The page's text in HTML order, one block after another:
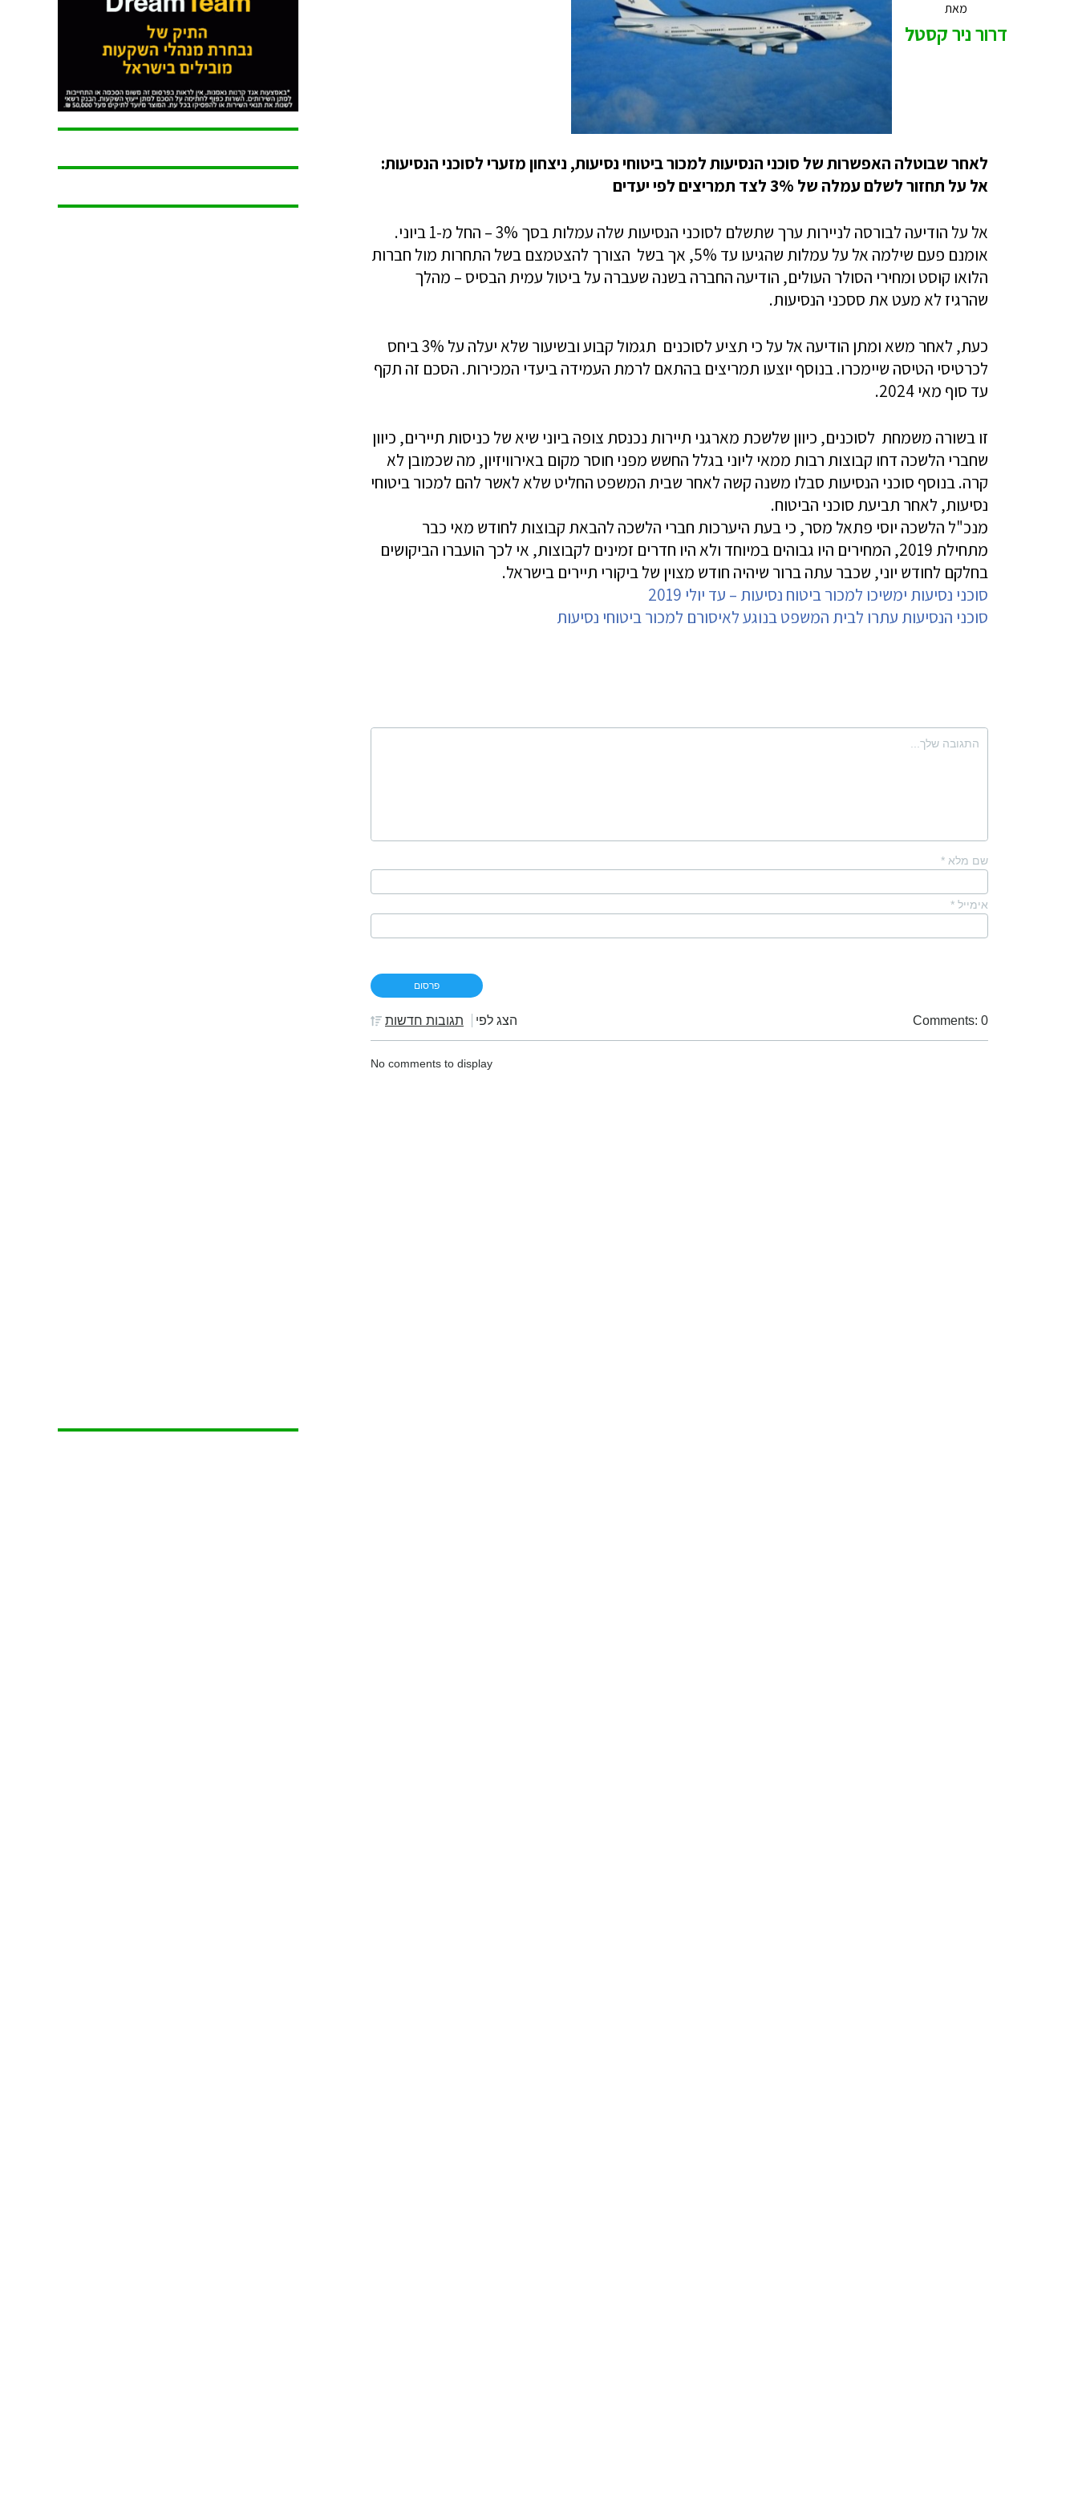
מאת
דרור ניר קסטל
לאחר שבוטלה האפשרות של סוכני הנסיעות למכור ביטוחי נסיעות, ניצחון מזערי לסוכני הנסיעות:
אל על תחזור לשלם עמלה של 3% לצד תמריצים לפי יעדים
אל על הודיעה לבורסה לניירות ערך שתשלם לסוכני הנסיעות שלה עמלות בסך 3% – החל מ-1 ביוני.
אומנם פעם שילמה אל על עמלות שהגיעו עד 5%, אך בשל הצורך להצטמצם בשל התחרות מול חברות
הלואו קוסט ומחירי הסולר העולים, הודיעה החברה בשנה שעברה על ביטול עמית הבסיס – מהלך
שהרגיז לא מעט את ססכני הנסיעות.
כעת, לאחר משא ומתן הודיעה אל על כי תציע לסוכנים תגמול קבוע ובשיעור שלא יעלה על 3% ביחס
לכרטיסי הטיסה שיימכרו. בנוסף יוצעו תמריצים בהתאם לרמת העמידה ביעדי המכירות. הסכם זה תקף
עד סוף מאי 2024.
זו בשורה משמחת לסוכנים, כיוון שלשכת מארגני תיירות נכנסת צופה ביוני שיא של כניסות תיירים, כיוון
שחברי הלשכה דחו קבוצות רבות ממאי ליוני בגלל החשש מפני חוסר מקום באירוויזיון, מה שכמובן לא
קרה. בנוסף סוכני הנסיעות סבלו משנה קשה לאחר שבית המשפט החליט שלא לאשר להם למכור ביטוחי
נסיעות, לאחר תביעת סוכני הביטוח.
מנכ"ל הלשכה יוסי פתאל מסר, כי בעת היערכות חברי הלשכה להבאת קבוצות לחודש מאי כבר
מתחילת 2019, המחירים היו גבוהים במיוחד ולא היו חדרים זמינים לקבוצות, אי לכך הועברו הביקושים
בחלקם לחודש יוני, שכבר עתה ברור שיהיה חודש מצוין של ביקורי תיירים בישראל.
סוכני נסיעות ימשיכו למכור ביטוח נסיעות – עד יולי 2019
סוכני הנסיעות עתרו לבית המשפט בנוגע לאיסורם למכור ביטוחי נסיעות
שם מלא *
אימייל *
Comments: 0 הצג לפי תגובות חדשות
No comments to display